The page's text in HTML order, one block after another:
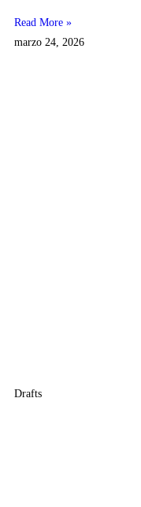
Read More »
marzo 24, 2026
Drafts